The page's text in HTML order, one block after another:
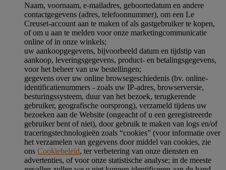
Naam, voornaam, e-mailadres, geboortedatum en andere
contactgegevens (adres, telefoonnummer), om een Le
Creuset-account aan te maken of als gastgebruiker te kopen,
of om u aan te melden voor onze marketingcommunicatie
online of in onze winkels;
uw aankoopgegevens, bijvoorbeeld datum en tijdstip van
aankoop, leveringsgegevens, product- en betalingsgegevens,
voor het beheer van uw bestellingen;
gegevens over uw online browsegeschiedenis (bv. online-
identificatienummers - zoals uw IP-adres, browserversie,
besturingssysteem, duur van het bezoek, terugkerende
gebruiker, geografische oorsprong), verzameld tijdens uw
bezoeken aan de Website (ongeacht of u een geregistreerde
gebruiker bent of niet), door gebruik te maken van logs en/of
traceringstechnologieën zoals “cookies” (voor informatie over
het verzamelen van gegevens door middel van cookies, zie
ons Cookiebeleid, ter verbetering van onze diensten en
advertenties, of voor onze statistische analyse; in de meeste